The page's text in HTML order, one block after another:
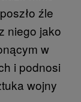
źle
niego jako
w
i podnosi
wojny